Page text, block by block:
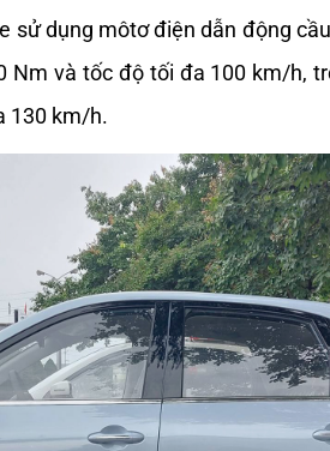
sử dụng môtơ điện dẫn động
Nm và tốc độ tối đa 100 km/h,
130 km/h.